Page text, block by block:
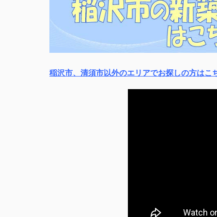
稲沢市、清須市以外のエリアでお探しの方はこ